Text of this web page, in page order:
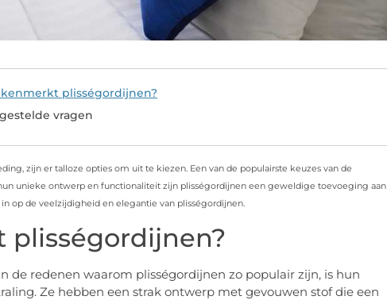
plisségordijnen?
vragen
zijn er talloze opties om uit te kiezen. Een van de populairste keuzes van de
unieke ontwerp en functionaliteit zijn plisségordijnen een geweldige toevoeging aan
op de veelzijdigheid en elegantie van plisségordijnen.
plisségordijnen?
de redenen waarom plisségordijnen zo populair zijn, is hun
Ze hebben een strak ontwerp met gevouwen stof die een